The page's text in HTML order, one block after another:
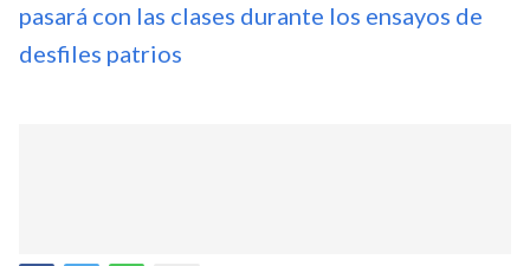
pasará con las clases durante los ensayos de
desfiles patrios